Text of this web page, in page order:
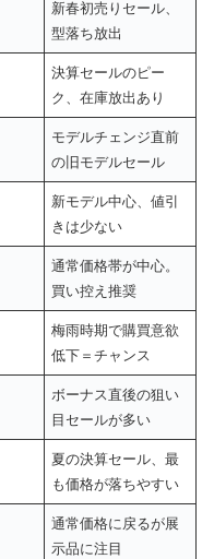
新春初売りセール、
型落ち放出
決算セールのピー
ク、在庫放出あり
モデルチェンジ直前
の旧モデルセール
新モデル中心、値引
きは少ない
通常価格帯が中心。
買い控え推奨
梅雨時期で購買意欲
低下＝チャンス
ボーナス直後の狙い
目セールが多い
夏の決算セール、最
も価格が落ちやすい
通常価格に戻るが展
示品に注目